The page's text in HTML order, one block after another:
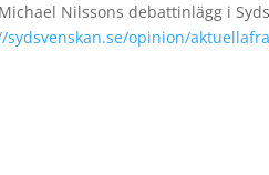
Nilssons debattinlägg i
sydsvenskan.se/opinion/